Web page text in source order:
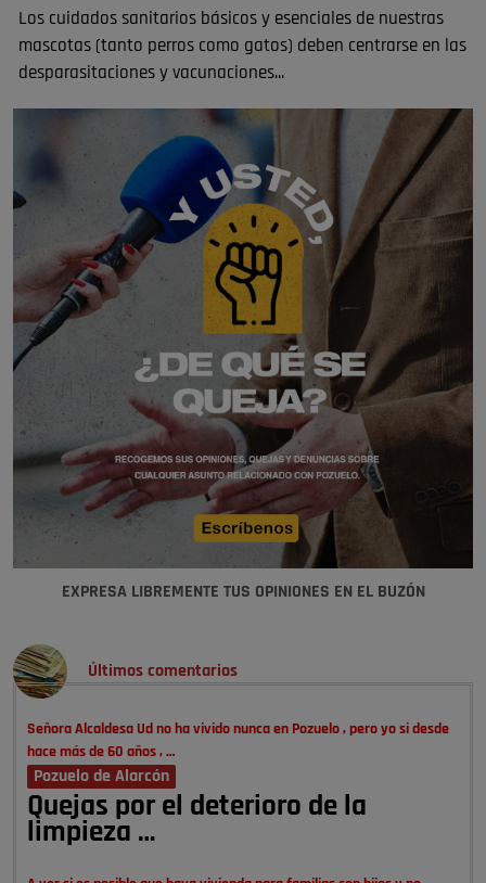
Los cuidados sanitarios básicos y esenciales de nuestras
mascotas (tanto perros como gatos) deben centrarse en las
desparasitaciones y vacunaciones...
EXPRESA LIBREMENTE TUS OPINIONES EN EL BUZÓN
Últimos comentarios
Señora Alcaldesa Ud no ha vivido nunca en Pozuelo , pero yo si desde
hace más de 60 años , …
Pozuelo de Alarcón
Quejas por el deterioro de la
limpieza …